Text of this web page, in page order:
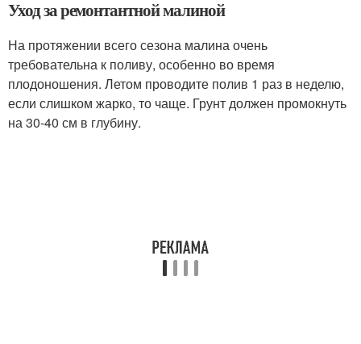
Уход за ремонтантной малиной
На протяжении всего сезона малина очень
требовательна к поливу, особенно во время
плодоношения. Летом проводите полив 1 раз в неделю,
если слишком жарко, то чаще. Грунт должен промокнуть
на 30-40 см в глубину.